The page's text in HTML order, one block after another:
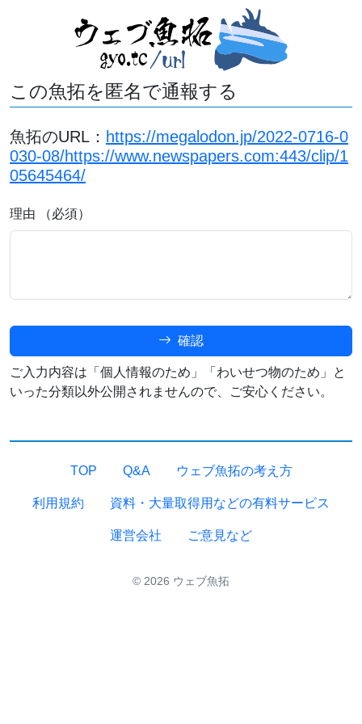
この魚拓を匿名で通報する
魚拓のURL： https://megalodon.jp/2022-0716-0
030-08/https://www.newspapers.com:443/clip/1
05645464/
理由 （必須）
確認
ご入力内容は「個人情報のため」「わいせつ物のため」と
いった分類以外公開されませんので、ご安心ください。
TOP Q&A ウェブ魚拓の考え方
利用規約 資料・大量取得用などの有料サービス
運営会社 ご意見など
© 2026 ウェブ魚拓